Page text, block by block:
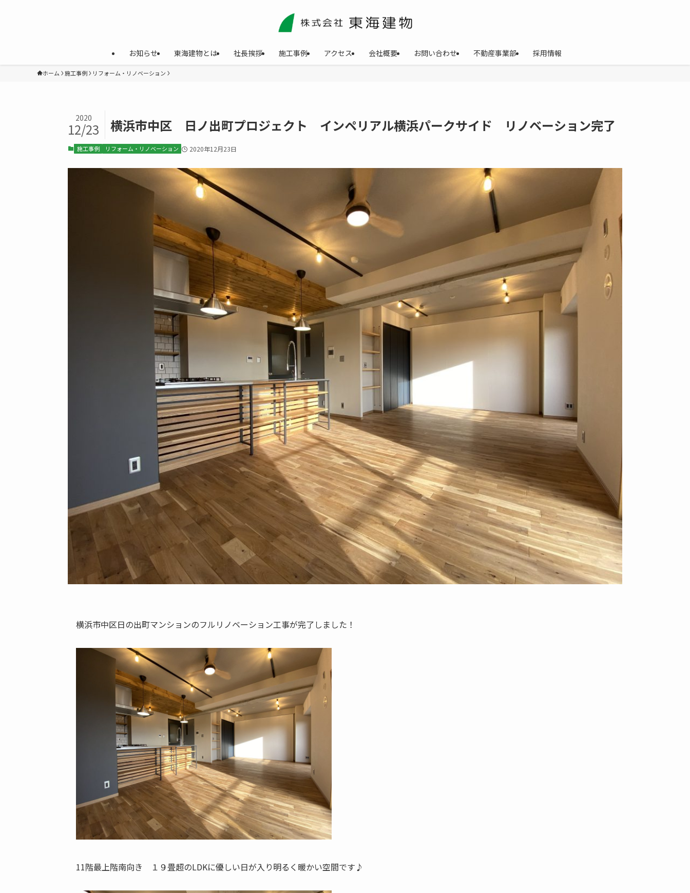
お知らせ 東海建物とは 社長挨拶 施工事例 アクセス 会社概要 お問い合わせ 不動産事業部 採用情報
ホーム 施工事例 リフォーム・リノベーション
横浜市中区 日ノ出町プロジェクト インペリアル横浜パークサイド リノベーション完了
2020
12/23
施工事例 リフォーム・リノベーション 2020年12月23日
横浜市中区日の出町マンションのフルリノベーション工事が完了しました！
11階最上階南向き １９畳超のLDKに優しい日が入り明るく暖かい空間です♪